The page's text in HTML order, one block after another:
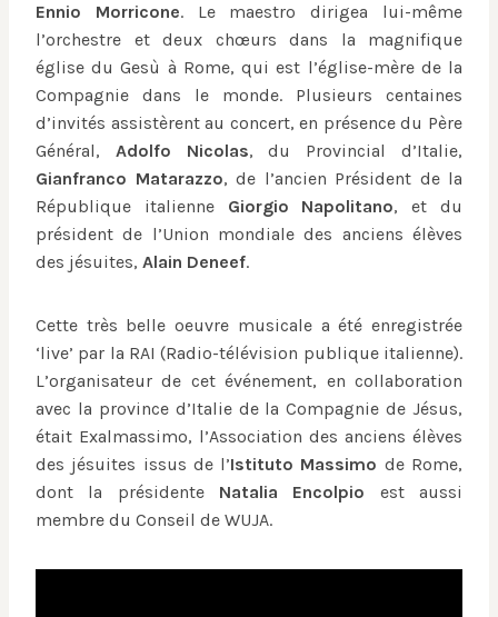
Ennio Morricone. Le maestro dirigea lui-même
l’orchestre et deux chœurs dans la magnifique
église du Gesù à Rome, qui est l’église-mère de la
Compagnie dans le monde. Plusieurs centaines
d’invités assistèrent au concert, en présence du Père
Général, Adolfo Nicolas, du Provincial d’Italie,
Gianfranco Matarazzo, de l’ancien Président de la
République italienne Giorgio Napolitano, et du
président de l’Union mondiale des anciens élèves
des jésuites, Alain Deneef.
Cette très belle oeuvre musicale a été enregistrée
‘live’ par la RAI (Radio-télévision publique italienne).
L’organisateur de cet événement, en collaboration
avec la province d’Italie de la Compagnie de Jésus,
était Exalmassimo, l’Association des anciens élèves
des jésuites issus de l’Istituto Massimo de Rome,
dont la présidente Natalia Encolpio est aussi
membre du Conseil de WUJA.